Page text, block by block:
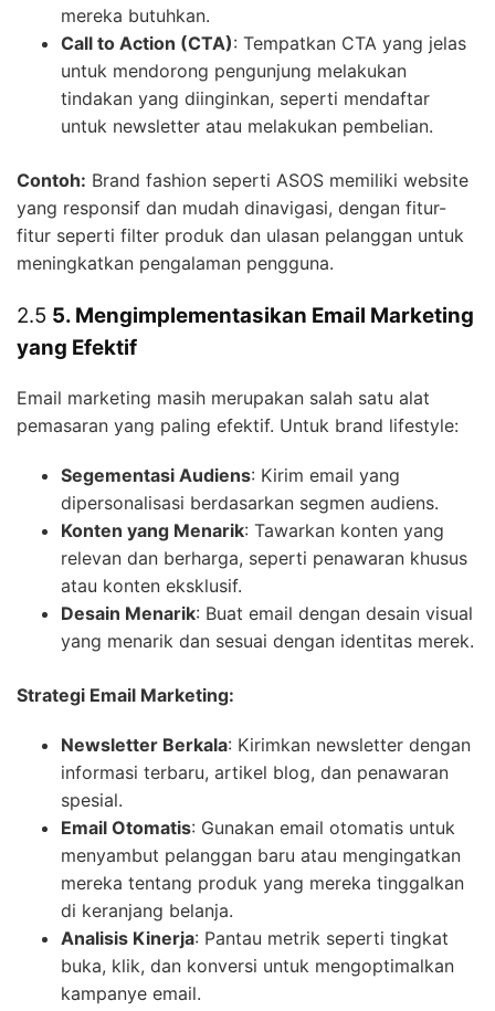
mereka butuhkan.
Call to Action (CTA): Tempatkan CTA yang jelas
untuk mendorong pengunjung melakukan
tindakan yang diinginkan, seperti mendaftar
untuk newsletter atau melakukan pembelian.
Contoh: Brand fashion seperti ASOS memiliki website
yang responsif dan mudah dinavigasi, dengan fitur-
fitur seperti filter produk dan ulasan pelanggan untuk
meningkatkan pengalaman pengguna.
2.5 5. Mengimplementasikan Email Marketing
yang Efektif
Email marketing masih merupakan salah satu alat
pemasaran yang paling efektif. Untuk brand lifestyle:
Segementasi Audiens: Kirim email yang
dipersonalisasi berdasarkan segmen audiens.
Konten yang Menarik: Tawarkan konten yang
relevan dan berharga, seperti penawaran khusus
atau konten eksklusif.
Desain Menarik: Buat email dengan desain visual
yang menarik dan sesuai dengan identitas merek.
Strategi Email Marketing:
Newsletter Berkala: Kirimkan newsletter dengan
informasi terbaru, artikel blog, dan penawaran
spesial.
Email Otomatis: Gunakan email otomatis untuk
menyambut pelanggan baru atau mengingatkan
mereka tentang produk yang mereka tinggalkan
di keranjang belanja.
Analisis Kinerja: Pantau metrik seperti tingkat
buka, klik, dan konversi untuk mengoptimalkan
kampanye email.